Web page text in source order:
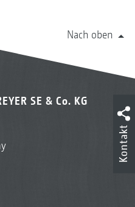
Nach oben
SE & Co. KG
Kontakt